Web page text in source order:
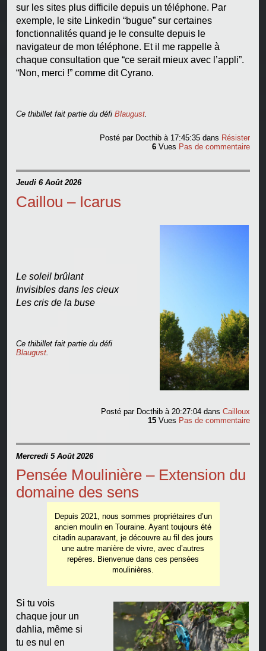
sur les sites plus difficile depuis un téléphone. Par
exemple, le site Linkedin “bugue” sur certaines
fonctionnalités quand je le consulte depuis le
navigateur de mon téléphone. Et il me rappelle à
chaque consultation que “ce serait mieux avec l’appli”.
“Non, merci !” comme dit Cyrano.
Ce thibillet fait partie du défi Blaugust.
Posté par Docthib à 17:45:35dans Résister
6 Vues Pas de commentaire
Jeudi 6 Août 2026
Caillou – Icarus
Le soleil brûlant
Invisibles dans les cieux
Les cris de la buse
Ce thibillet fait partie du défi
Blaugust.
Posté par Docthib à 20:27:04dansCailloux
15 Vues Pas de commentaire
Mercredi 5 Août 2026
Pensée Moulinière – Extension du
domaine des sens
Depuis 2021, nous sommes propriétaires d’un
ancien moulin en Touraine. Ayant toujours été
citadin auparavant, je découvre au fil des jours
une autre manière de vivre, avec d’autres
repères. Bienvenue dans ces pensées
moulinières.
Si tu vois
chaque jour un
dahlia, même si
tu es nul en